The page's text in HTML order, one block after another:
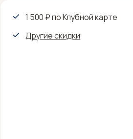
1 500 ₽ по Клубной карте
Другие скидки